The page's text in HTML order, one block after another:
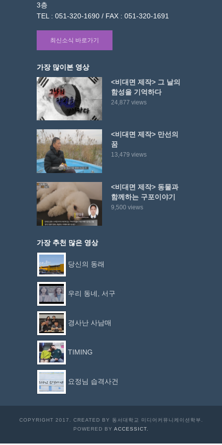
3층
TEL : 051-320-1690 / FAX : 051-320-1691
최신소식 바로가기
가장 많이본 영상
<비대면 제작> 그 날의
함성을 기억하다
24,877 views
<비대면 제작> 만선의
꿈
13,479 views
<비대면 제작> 동물과
함께하는 구포이야기
9,500 views
가장 추천 많은 영상
당신의 동래
우리 동네, 서구
경사난 사남매
TIMING
요정님 습격사건
COPYRIGHT 2017. CREATED BY 동서대학교 미디어커뮤니케이션학부.
POWERED BY ACCESSICT.